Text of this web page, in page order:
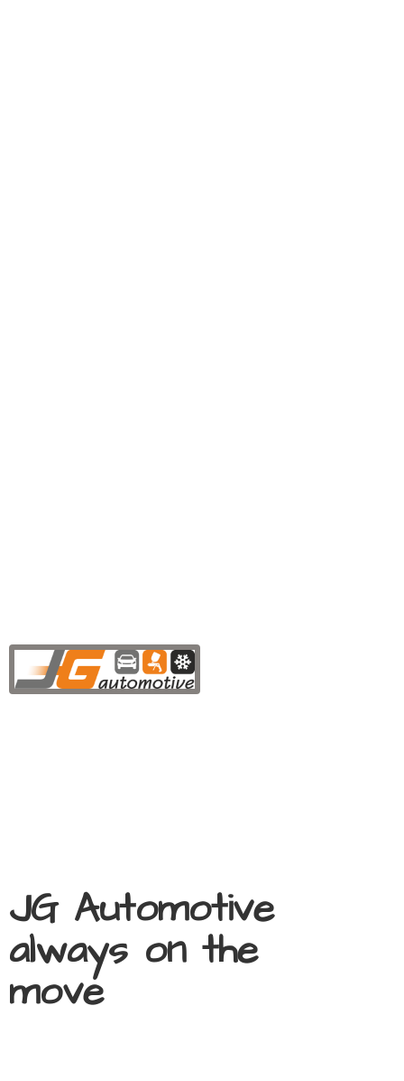
JG Automotive
always on the
move